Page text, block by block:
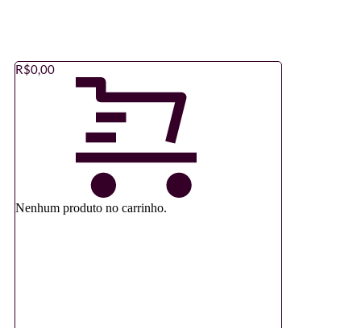
R$0,00
Nenhum produto no carrinho.